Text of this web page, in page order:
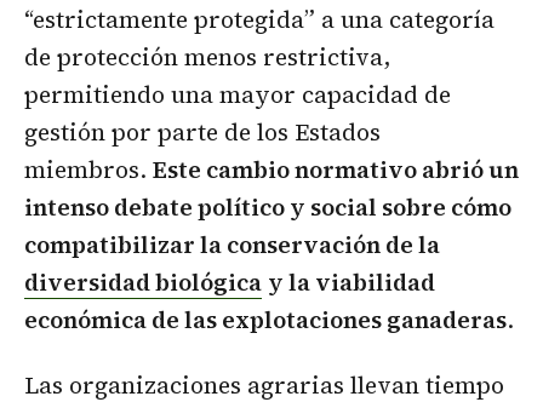
“estrictamente protegida” a una categoría
de protección menos restrictiva,
permitiendo una mayor capacidad de
gestión por parte de los Estados
miembros. Este cambio normativo abrió un
intenso debate político y social sobre cómo
compatibilizar la conservación de la
diversidad biológica y la viabilidad
económica de las explotaciones ganaderas.
Las organizaciones agrarias llevan tiempo